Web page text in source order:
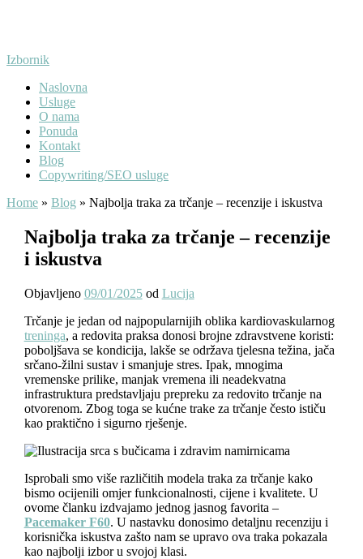
Izbornik
Naslovna
Usluge
O nama
Ponuda
Kontakt
Blog
Copywriting/SEO usluge
Home » Blog » Najbolja traka za trčanje – recenzije i iskustva
Najbolja traka za trčanje – recenzije
i iskustva
Objavljeno 09/01/2025od Lucija
Trčanje je jedan od najpopularnijih oblika kardiovaskularnog
treninga, a redovita praksa donosi brojne zdravstvene koristi:
poboljšava se kondicija, lakše se održava tjelesna težina, jača
srčano-žilni sustav i smanjuje stres. Ipak, mnogima
vremenske prilike, manjak vremena ili neadekvatna
infrastruktura predstavljaju prepreku za redovito trčanje na
otvorenom. Zbog toga se kućne trake za trčanje često ističu
kao praktično i sigurno rješenje.
Isprobali smo više različitih modela traka za trčanje kako
bismo ocijenili omjer funkcionalnosti, cijene i kvalitete. U
ovome članku izdvajamo jednog jasnog favorita –
Pacemaker F60. U nastavku donosimo detaljnu recenziju i
korisnička iskustva zašto nam se upravo ova traka pokazala
kao najbolji izbor u svojoj klasi.